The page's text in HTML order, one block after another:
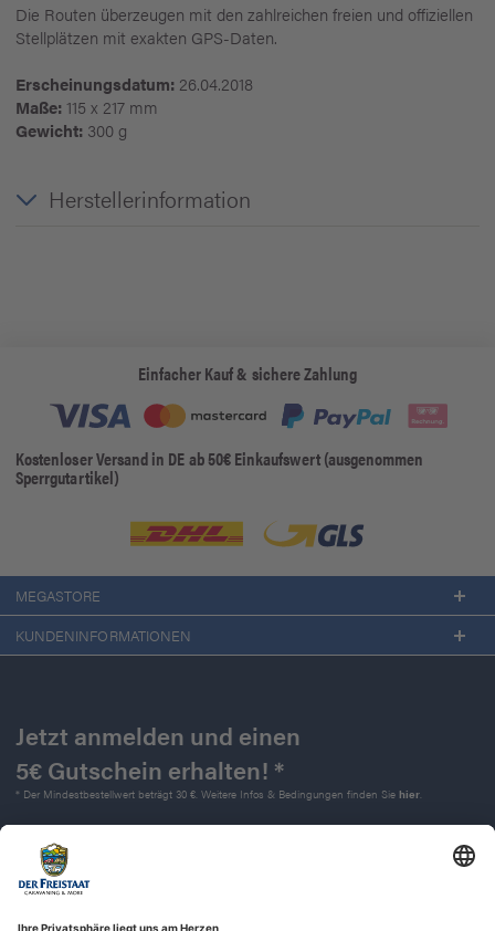
Die Routen überzeugen mit den zahlreichen freien und offiziellen
Stellplätzen mit exakten GPS-Daten.
Erscheinungsdatum: 26.04.2018
Maße: 115 x 217 mm
Gewicht: 300 g
Herstellerinformation
Einfacher Kauf & sichere Zahlung
Kostenloser Versand in DE ab 50€ Einkaufswert (ausgenommen
Sperrgutartikel)
MEGASTORE
KUNDENINFORMATIONEN
Jetzt anmelden und einen
5€ Gutschein erhalten! *
* Der Mindestbestellwert beträgt 30 €. Weitere Infos & Bedingungen finden Sie hier.